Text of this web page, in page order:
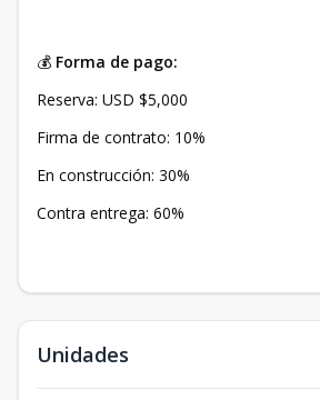
💰 Forma de pago:
Reserva: USD $5,000
Firma de contrato: 10%
En construcción: 30%
Contra entrega: 60%
Unidades